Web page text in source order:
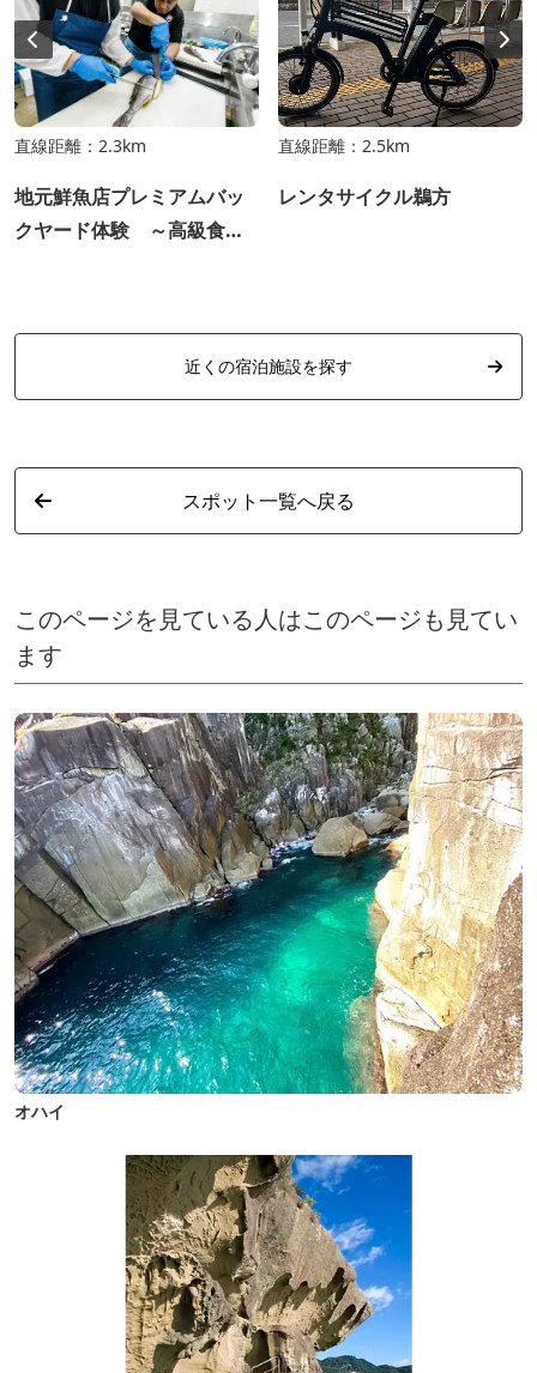
直線距離：2.3km
地元鮮魚店プレミアムバッ
クヤード体験 ～高級食材
直線距離：2.5km
レンタサイクル鵜方
近くの宿泊施設を探す
スポット一覧へ戻る
このページを見ている人はこのページも見てい
ます
オハイ